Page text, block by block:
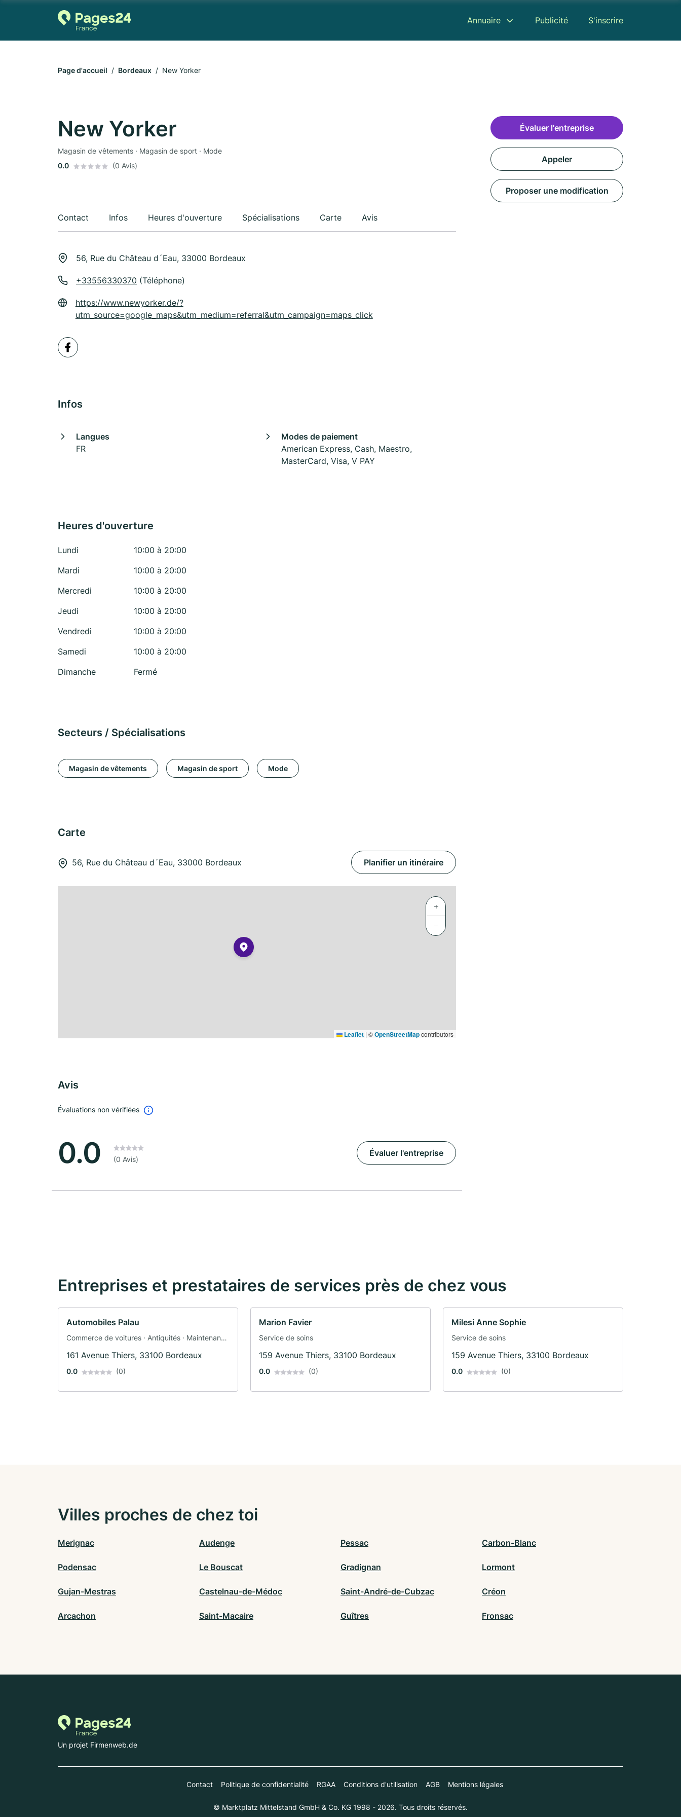
Annuaire Publicité S'inscrire
Page d'accueil Bordeaux New Yorker
New Yorker
Magasin de vêtements · Magasin de sport · Mode
0.0
(0 Avis)
Contact Infos Heures d'ouverture Spécialisations Carte Avis
56, Rue du Château d´Eau, 33000 Bordeaux
+33556330370 (Téléphone)
https://www.newyorker.de/?
utm_source=google_maps&utm_medium=referral&utm_campaign=maps_click
Infos
Langues
FR
Modes de paiement
American Express, Cash, Maestro,
MasterCard, Visa, V PAY
Heures d'ouverture
Lundi
10:00 à 20:00
Mardi
10:00 à 20:00
Mercredi
10:00 à 20:00
Jeudi
10:00 à 20:00
Vendredi
10:00 à 20:00
Samedi
10:00 à 20:00
Dimanche
Fermé
Secteurs / Spécialisations
Magasin de vêtements Magasin de sport Mode
Carte
56, Rue du Château d´Eau, 33000 Bordeaux Planifier un itinéraire
+
−
Leaflet | ©OpenStreetMapcontributors
Avis
Évaluations non vérifiées
0.0 (0 Avis)
Évaluer l'entreprise
Évaluer l'entreprise
Appeler
Proposer une modification
Entreprises et prestataires de services près de chez vous
Automobiles Palau
Commerce de voitures · Antiquités · Maintenance
161 Avenue Thiers, 33100 Bordeaux
0.0 (0)
Marion Favier
Service de soins
159 Avenue Thiers, 33100 Bordeaux
0.0 (0)
Milesi Anne Sophie
Service de soins
159 Avenue Thiers, 33100 Bordeaux
0.0 (0)
Villes proches de chez toi
Merignac Audenge Pessac Carbon-Blanc
Podensac Le Bouscat Gradignan Lormont
Gujan-Mestras Castelnau-de-Médoc Saint-André-de-Cubzac Créon
Arcachon Saint-Macaire Guîtres Fronsac
Un projet Firmenweb.de
Contact Politique de confidentialité RGAA Conditions d'utilisation AGB Mentions légales
© Marktplatz Mittelstand GmbH & Co. KG 1998 - 2026. Tous droits réservés.